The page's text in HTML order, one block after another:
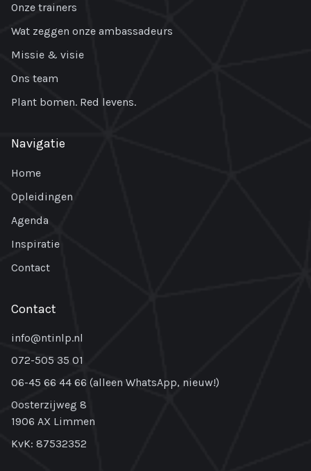
Onze trainers
Wat zeggen onze ambassadeurs
Missie & visie
Ons team
Plant bomen. Red levens.
Navigatie
Home
Opleidingen
Agenda
Inspiratie
Contact
Contact
info@ntinlp.nl
072-505 35 01
06-45 66 44 66 (alleen WhatsApp, nieuw!)
Oosterzijweg 8
1906 AX Limmen
KvK: 87532352